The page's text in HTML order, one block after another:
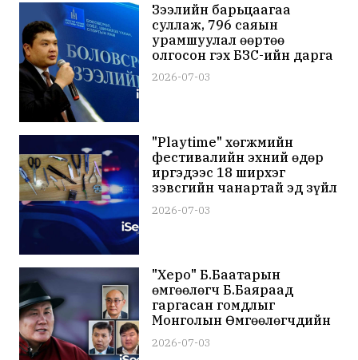
Зээлийн барьцаагаа
суллаж, 796 саяын
урамшуулал өөртөө
олгосон гэх БЗС-ийн дарга
асан Д.Гардид 15 саяар
торгох ял оноолоо
2026-07-03
"Playtime" хөгжмийн
фестивалийн эхний өдөр
иргэдээс 18 ширхэг
зэвсгийн чанартай эд зүйл
хураан авчээ
2026-07-03
"Херо" Б.Баатарын
өмгөөлөгч Б.Баяраад
гаргасан гомдлыг
Монголын Өмгөөлөгчдийн
Холбооны Мэргэжлийн
хариуцлагын хороо
2026-07-03